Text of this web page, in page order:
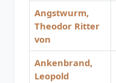
Angstwurm,
Theodor Ritter
von
Ankenbrand,
Leopold